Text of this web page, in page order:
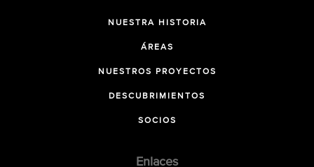
NUESTRA HISTORIA
ÁREAS
NUESTROS PROYECTOS
DESCUBRIMIENTOS
SOCIOS
Enlaces